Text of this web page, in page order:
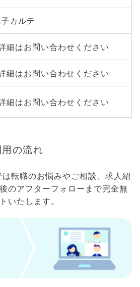
カルテ
細はお問い合わせください
細はお問い合わせください
細はお問い合わせください
の流れ
転職のお悩みやご相談、求人紹
のアフターフォローまで完全無
いたします。